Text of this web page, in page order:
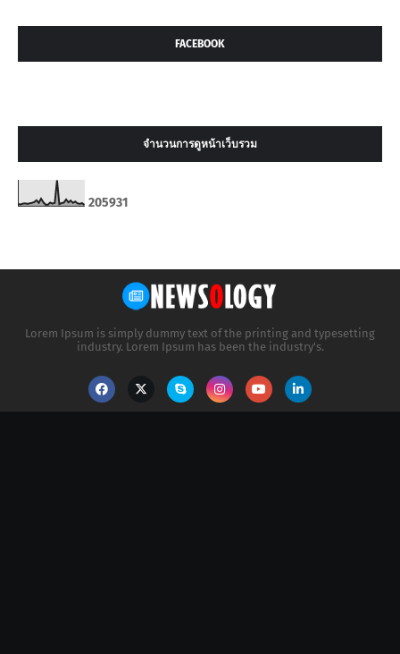
FACEBOOK
จำนวนการดูหน้าเว็บรวม
205931
Lorem Ipsum is simply dummy text of the printing and typesetting
industry. Lorem Ipsum has been the industry's.